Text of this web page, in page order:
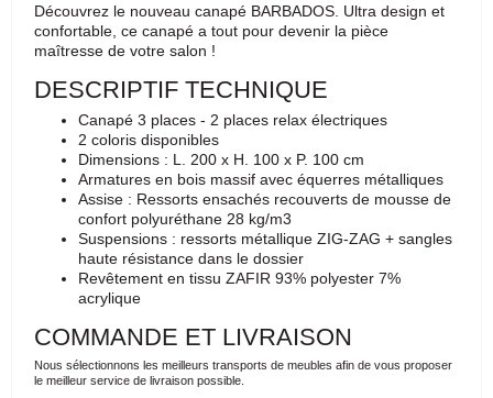
Découvrez le nouveau canapé BARBADOS. Ultra design et
confortable, ce canapé a tout pour devenir la pièce
maîtresse de votre salon !
DESCRIPTIF TECHNIQUE
Canapé 3 places - 2 places relax électriques
2 coloris disponibles
Dimensions : L. 200 x H. 100 x P. 100 cm
Armatures en bois massif avec équerres métalliques
Assise : Ressorts ensachés recouverts de mousse de
confort polyuréthane 28 kg/m3
Suspensions : ressorts métallique ZIG-ZAG + sangles
haute résistance dans le dossier
Revêtement en tissu ZAFIR 93% polyester 7%
acrylique
COMMANDE ET LIVRAISON
Nous sélectionnons les meilleurs transports de meubles afin de vous proposer
le meilleur service de livraison possible.